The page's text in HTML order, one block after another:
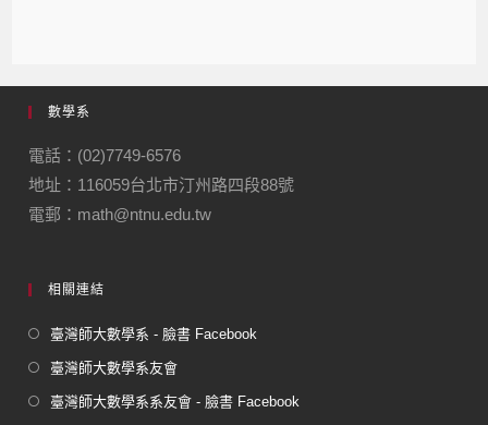
數學系
電話：(02)7749-6576
地址：116059台北市汀州路四段88號
電郵：math@ntnu.edu.tw
相關連結
臺灣師大數學系 - 臉書 Facebook
臺灣師大數學系友會
臺灣師大數學系系友會 - 臉書 Facebook